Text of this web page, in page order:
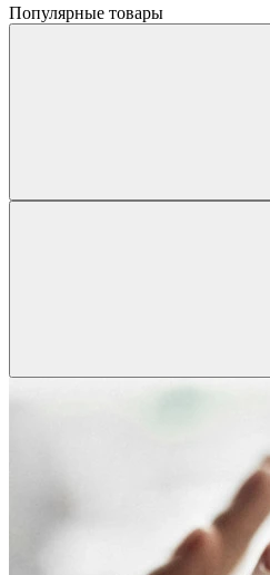
Популярные товары